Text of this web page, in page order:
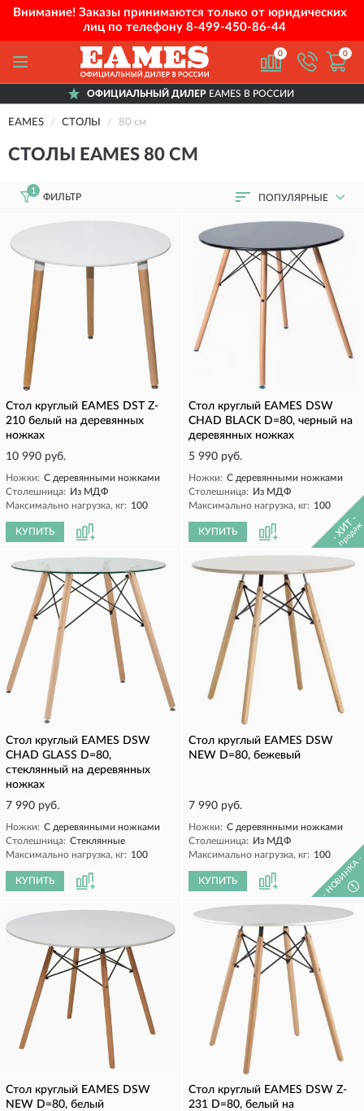
Внимание! Заказы принимаются только от юридических
лиц по телефону 8-499-450-86-44
0 0
ОФИЦИАЛЬНЫЙ ДИЛЕР EAMES В РОССИИ
EAMES СТОЛЫ 80 см
СТОЛЫ EAMES 80 СМ
1
ФИЛЬТР ПОПУЛЯРНЫЕ
Стол круглый EAMES DST Z-
210 белый на деревянных
ножках
10 990 руб.
Ножки: С деревянными ножками
Столешница: Из МДФ
Максимально нагрузка, кг: 100
КУПИТЬ
Стол круглый EAMES DSW
CHAD BLACK D=80, черный на
деревянных ножках
5 990 руб.
Ножки: С деревянными ножками
Столешница: Из МДФ
Максимально нагрузка, кг: 100
КУПИТЬ - ХИТ -
продаж
Стол круглый EAMES DSW
CHAD GLASS D=80,
стеклянный на деревянных
ножках
7 990 руб.
Ножки: С деревянными ножками
Столешница: Стеклянные
Максимально нагрузка, кг: 100
КУПИТЬ
Стол круглый EAMES DSW
NEW D=80, бежевый
7 990 руб.
Ножки: С деревянными ножками
Столешница: Из МДФ
Максимально нагрузка, кг: 100
КУПИТЬ - НОВИНКА -
!
Стол круглый EAMES DSW
NEW D=80, белый
Стол круглый EAMES DSW Z-
231 D=80, белый на